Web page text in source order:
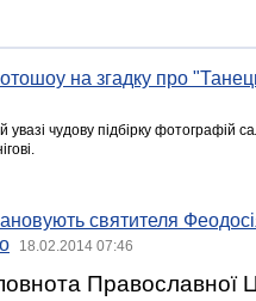
на згадку про
чудову підбірку фотографій
святителя
18.02.2014 07:46
Православної